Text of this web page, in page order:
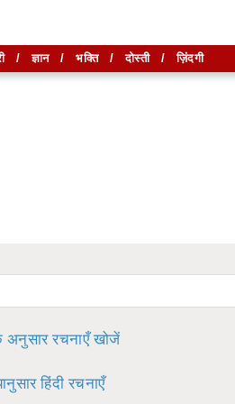
अनुसार रचनाएँ खोजें
हिंदी रचनाएँ
खोजें
/ज्ञान/ भक्ति/दोस्ती/ज़िंदगी
है।